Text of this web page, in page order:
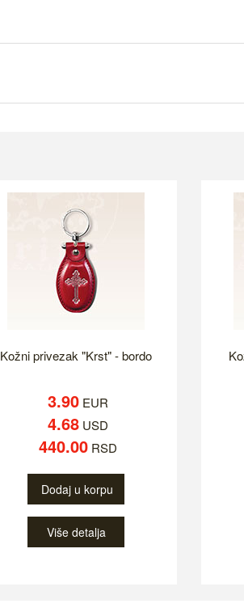
Kožni privezak "Krst" - bordo
3.90 EUR
4.68 USD
440.00 RSD
Dodaj u korpu
Više detalja